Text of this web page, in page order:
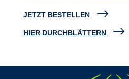
JETZT BESTELLEN
HIER DURCHBLÄTTERN